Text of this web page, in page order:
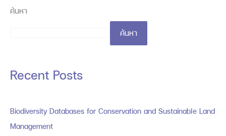
ค้นหา
ค้นหา
Recent Posts
Biodiversity Databases for Conservation and Sustainable Land
Management